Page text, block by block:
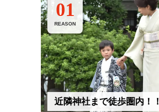
01
REASON
近隣神社まで徒歩圏内！！